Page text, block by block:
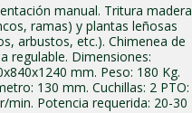
manual. Tritura madera
ramas) y plantas leñosas
arbustos, etc.). Chimenea de
regulable. Dimensiones:
mm. Peso: 180 Kg.
130 mm. Cuchillas: 2 PTO:
min. Potencia requerida: 20-30